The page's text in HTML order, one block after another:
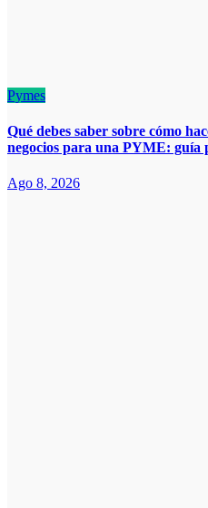
Pymes
Qué debes saber sobre cómo
negocios para una PYME: guía
Ago 8, 2026